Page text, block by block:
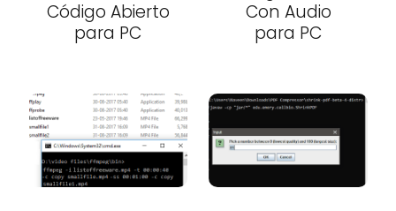
Código Abierto
para PC
Con Audio
para PC